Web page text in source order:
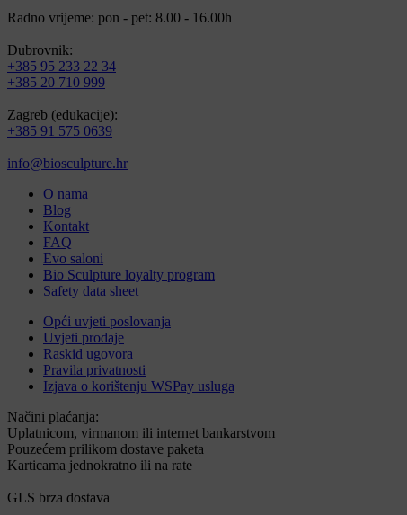
Radno vrijeme: pon - pet: 8.00 - 16.00h
Dubrovnik:
+385 95 233 22 34
+385 20 710 999
Zagreb (edukacije):
+385 91 575 0639
info@biosculpture.hr
O nama
Blog
Kontakt
FAQ
Evo saloni
Bio Sculpture loyalty program
Safety data sheet
Opći uvjeti poslovanja
Uvjeti prodaje
Raskid ugovora
Pravila privatnosti
Izjava o korištenju WSPay usluga
Načini plaćanja:
Uplatnicom, virmanom ili internet bankarstvom
Pouzećem prilikom dostave paketa
Karticama jednokratno ili na rate
GLS brza dostava